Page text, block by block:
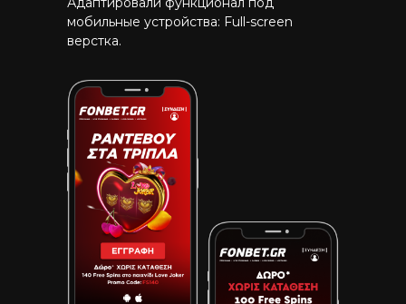
мобильные устройства: Full-screen
верстка.